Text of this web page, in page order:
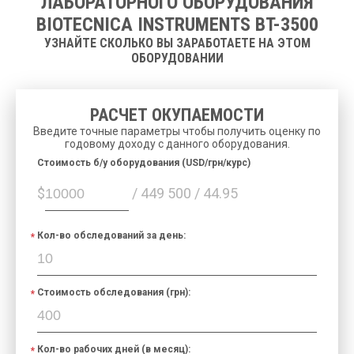
Программное
обеспечение
Windows
Интерфейс:
RS232, USB, LAN
RS232 или LAN
Контроль качества:
6 уровней: 3 известных
уровня 3 неизвестных
уровня
До 6 месяцев данных
100/240 В
Вт.
x Ш x Г)
Вес:
95 кг.
BIOTECNICA INSTRUMENTS BT-3500
УЗНАЙТЕ СКОЛЬКО ВЫ ЗАРАБОТАЕТЕ НА ЭТОМ
ОБОРУДОВАНИИ
РАСЧЕТ ОКУПАЕМОСТИ
Введите точные параметры чтобы получить оценку по
годовому доходу с данного оборудования.
$ / 449 500 / 44.95
Cтоимость б/у оборудования (USD/грн/курс)
Кол-во обследований за день:
Стоимость обследования (грн):
Кол-во рабочих дней (в месяц):